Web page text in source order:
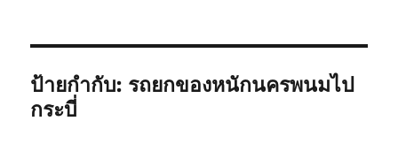
ป้ายกำกับ: รถยกของหนักนครพนมไป
กระบี่